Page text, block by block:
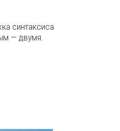
синтаксиса
— двумя.